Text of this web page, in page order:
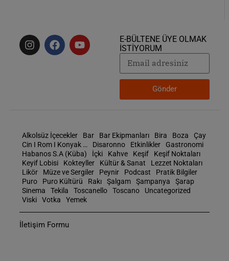
E-BÜLTENE ÜYE OLMAK
İSTİYORUM
Gönder
Alkolsüz İçecekler Bar Bar Ekipmanları Bira Boza
Çay
Cin I Rom I Konyak …
Disaronno Etkinlikler
Gastronomi
Habanos S.A (Küba)
İçki Kahve Keşif
Keşif Noktaları
Keyif Lobisi
Kokteyller Kültür & Sanat
Lezzet Noktaları
Likör
Müze ve Sergiler Peynir Podcast
Pratik Bilgiler
Puro
Puro Kültürü Rakı Şalgam Şampanya
Şarap
Sinema
Tekila Toscanello Toscano
Uncategorized
Viski
Votka Yemek
İletişim Formu